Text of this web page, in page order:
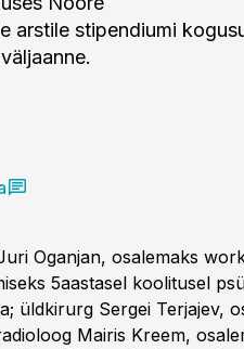
arstile stipendiumi
Oganjan, osalemaks
5aastasel koolitusel
üldkirurg Sergei Terjajev,
Mairis Kreem,